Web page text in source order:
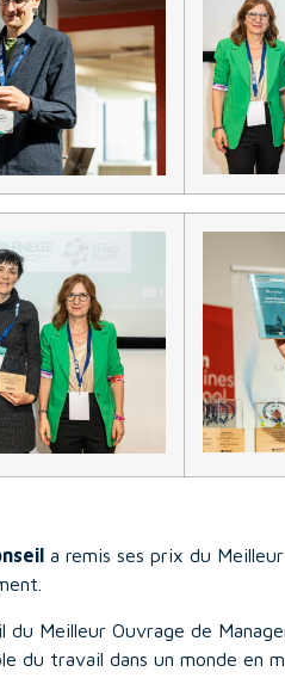
a remis ses prix du
du Meilleur Ouvrage de
du travail dans un monde en